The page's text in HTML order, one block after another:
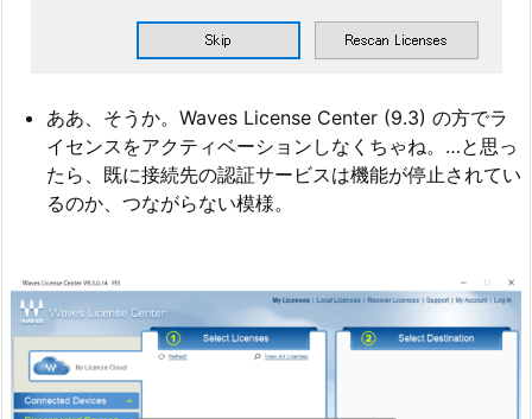
ああ、そうか。Waves License Center (9.3) の方でラ
イセンスをアクティベーションしなくちゃね。…と思っ
たら、既に接続先の認証サービスは機能が停止されてい
るのか、つながらない模様。